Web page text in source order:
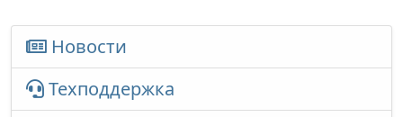
Новости
Техподдержка